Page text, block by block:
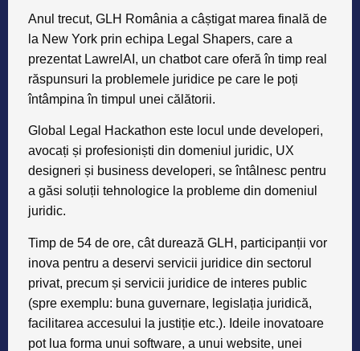
Anul trecut, GLH România a câștigat marea finală de
la New York prin echipa Legal Shapers, care a
prezentat LawrelAI, un chatbot care oferă în timp real
răspunsuri la problemele juridice pe care le poți
întâmpina în timpul unei călătorii.
Global Legal Hackathon este locul unde developeri,
avocați și profesioniști din domeniul juridic, UX
designeri și business developeri, se întâlnesc pentru
a găsi soluții tehnologice la probleme din domeniul
juridic.
Timp de 54 de ore, cât durează GLH, participanții vor
inova pentru a deservi servicii juridice din sectorul
privat, precum și servicii juridice de interes public
(spre exemplu: buna guvernare, legislația juridică,
facilitarea accesului la justiție etc.). Ideile inovatoare
pot lua forma unui software, a unui website, unei